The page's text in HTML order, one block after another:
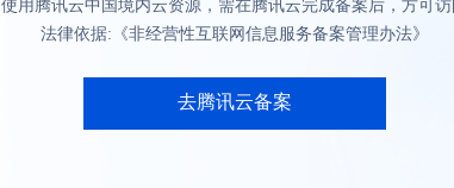
使用腾讯云中国境内云资源，需在腾讯云完成备案后，方可
法律依据:《非经营性互联网信息服务备案管理办法》
去腾讯云备案